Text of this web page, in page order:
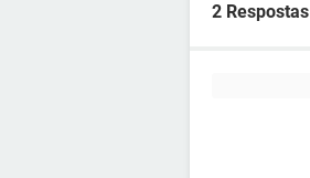
2 Respostas